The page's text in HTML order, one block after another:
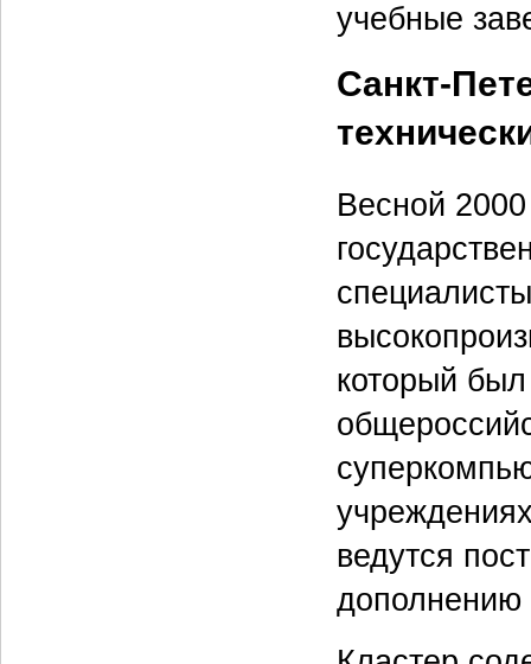
учебные
Санкт-
Весной
который
ведутся
дополнению